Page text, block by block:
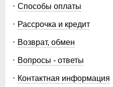
Способы оплаты
Рассрочка и кредит
Возврат, обмен
Вопросы - ответы
Контактная информация